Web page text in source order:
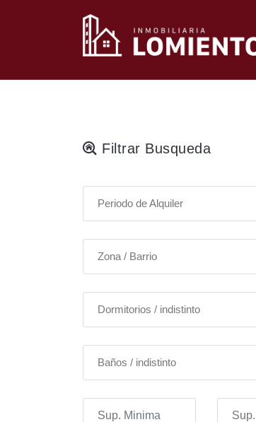
Filtrar Busqueda
Periodo de Alquiler
Zona / Barrio
Dormitorios / indistinto
Baños / indistinto